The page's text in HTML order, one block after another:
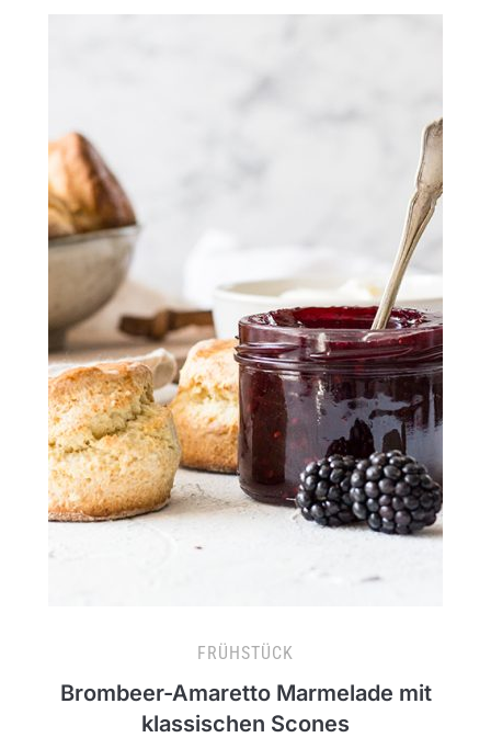
FRÜHSTÜCK
Brombeer-Amaretto Marmelade mit
klassischen Scones